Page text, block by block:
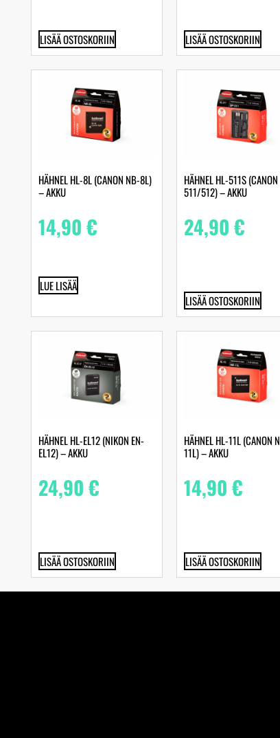
LISÄÄ OSTOSKORIIN LISÄÄ OSTOSKORIIN
HÄHNEL HL-8L (CANON NB-8L)
– AKKU
14,90€
LUE LISÄÄ
HÄHNEL HL-511S
511/512) – AKKU
24,90€
LISÄÄ OSTOSKORIIN
HÄHNEL HL-EL12 (NIKON EN-
EL12) – AKKU
24,90€
LISÄÄ OSTOSKORIIN
HÄHNEL HL-11L (CANON
11L) – AKKU
14,90€
LISÄÄ OSTOSKORIIN